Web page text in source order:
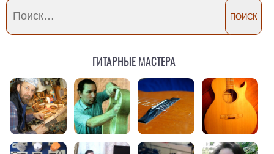
Гитарные мастера